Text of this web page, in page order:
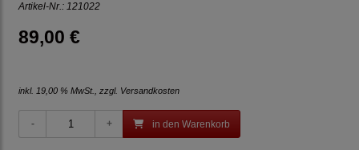
Artikel-Nr.: 121022
89,00 €
inkl. 19,00 % MwSt., zzgl. Versandkosten
in den Warenkorb